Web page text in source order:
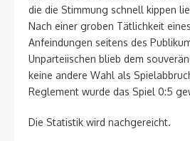
die die Stimmung schnell kippen
Nach einer groben Tätlichkeit
Anfeindungen seitens des
Unparteiischen blieb dem
keine andere Wahl als
Reglement wurde das Spiel 0:5
Die Statistik wird nachgereicht.